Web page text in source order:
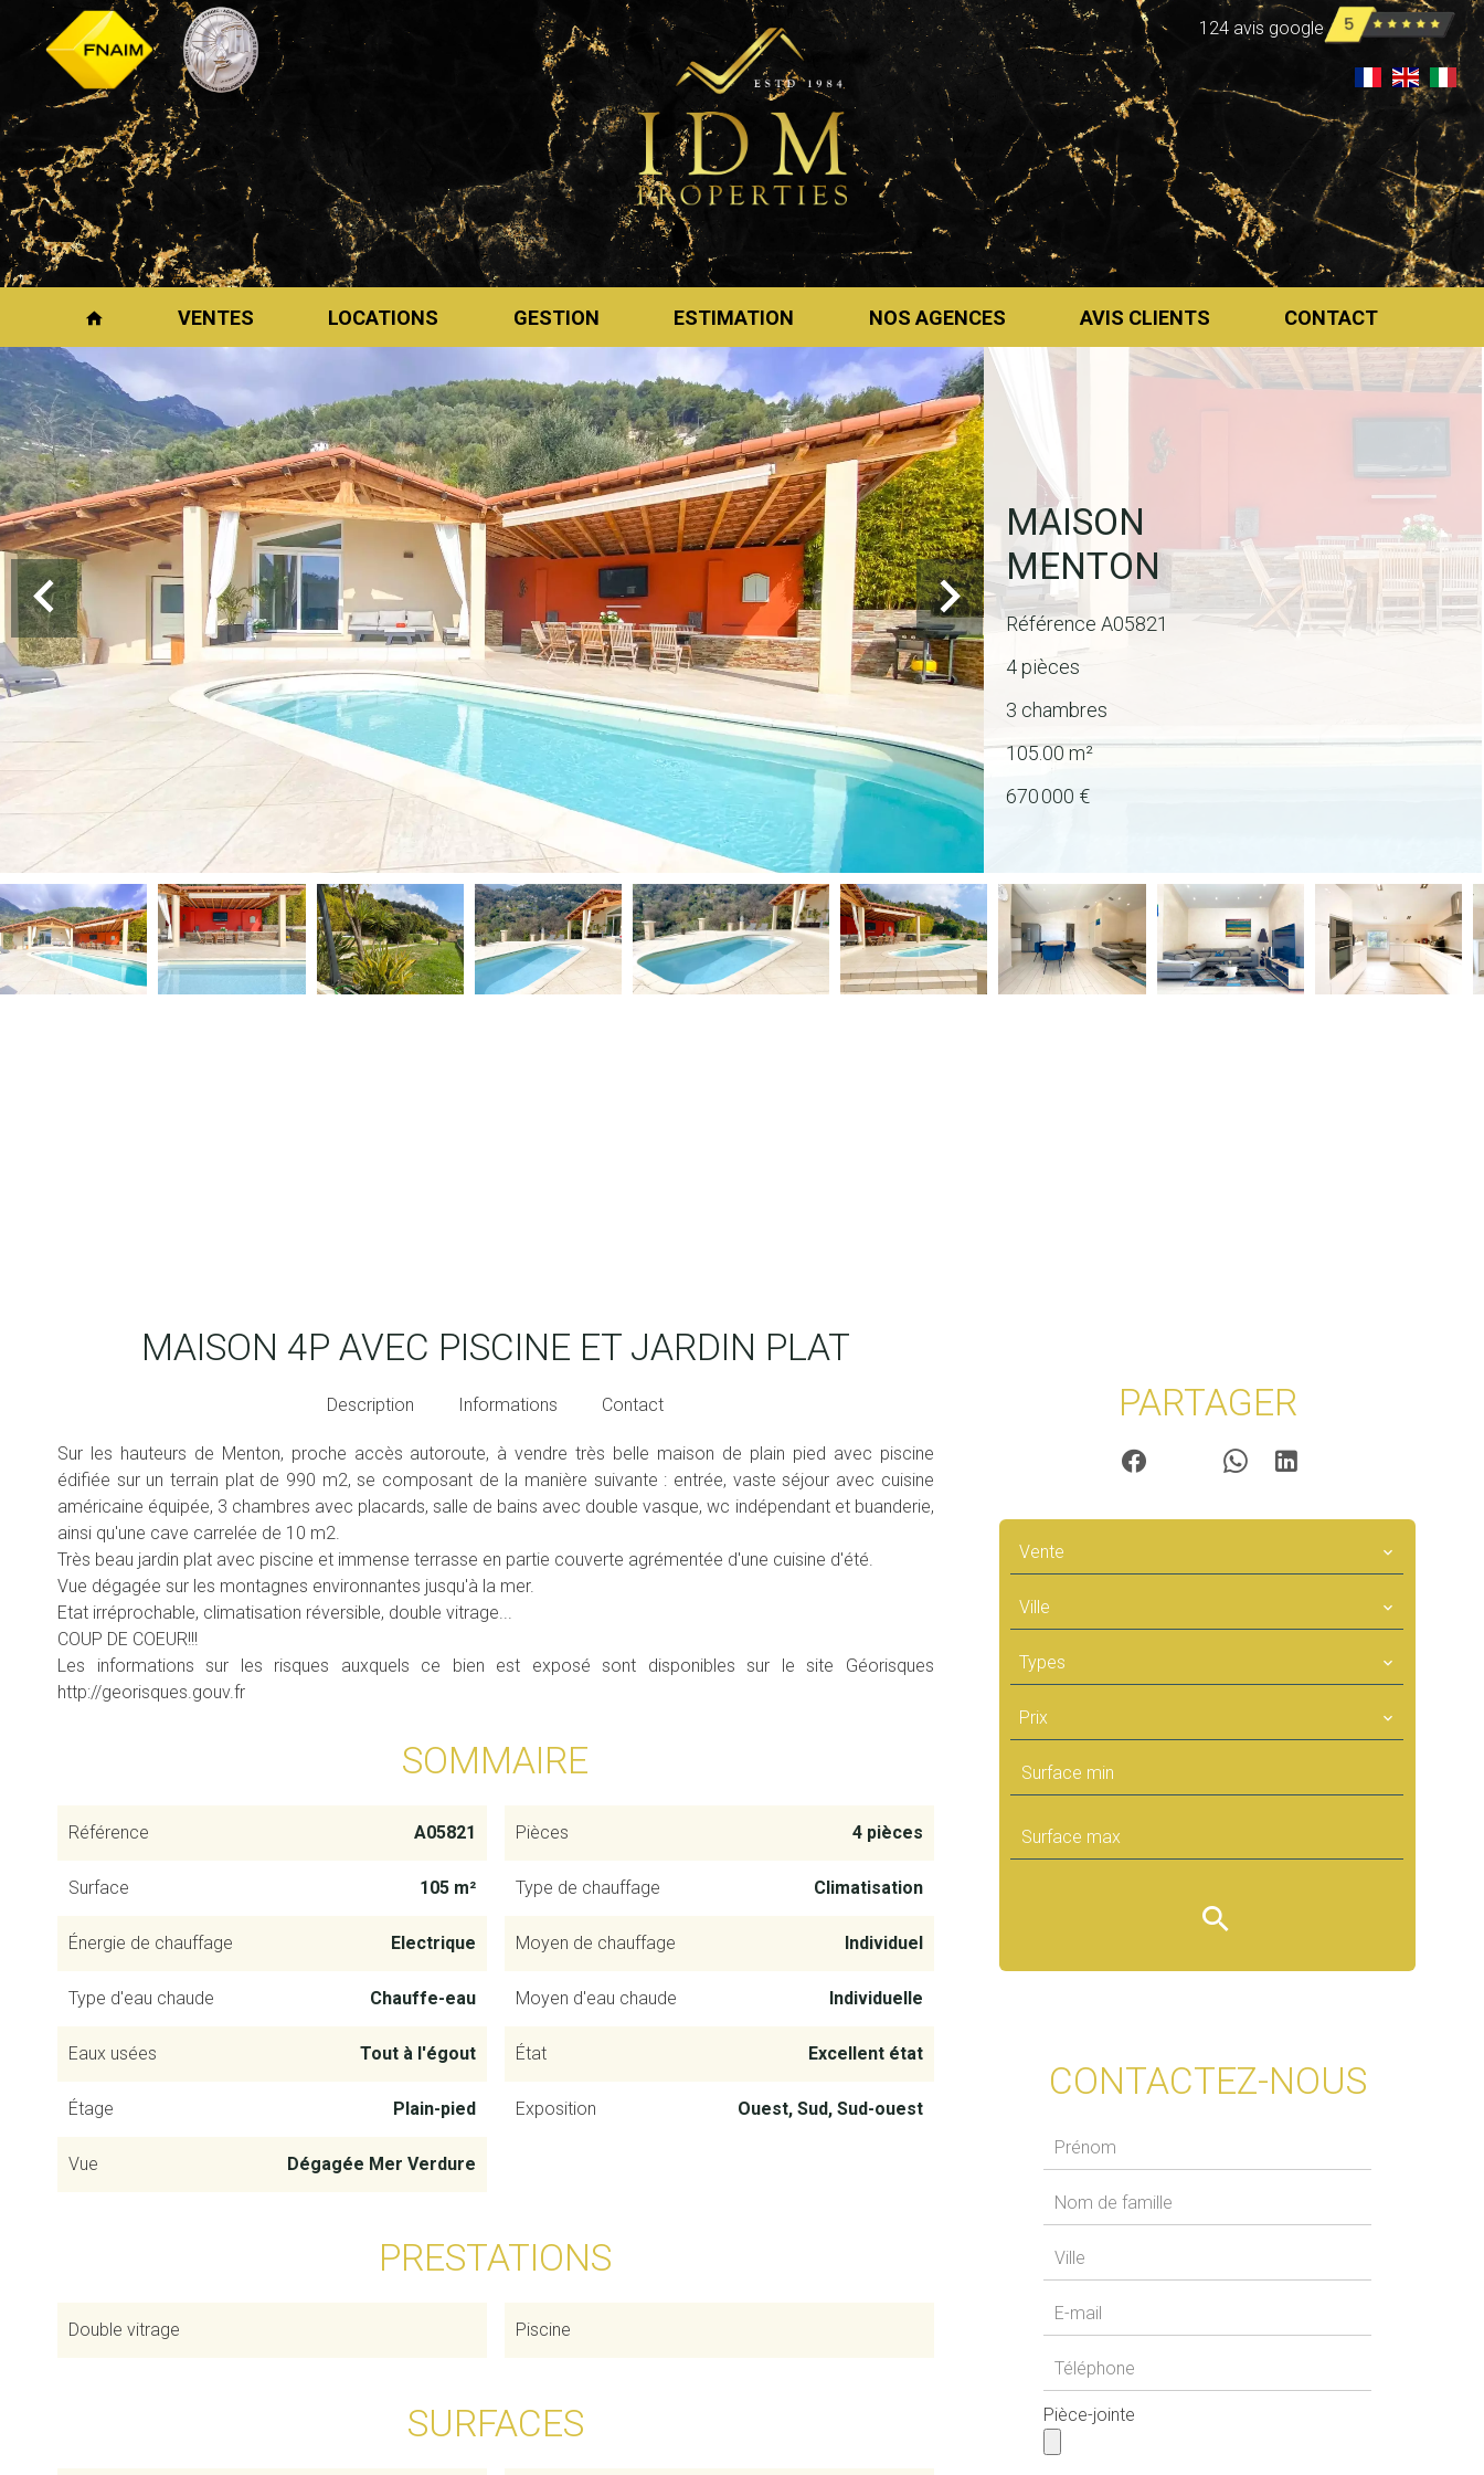
124 avis google
VENTES LOCATIONS GESTION ESTIMATION NOS AGENCES AVIS CLIENTS CONTACT
MAISON
MENTON
Référence A05821
4 pièces
3 chambres
105.00m²
670 000 €
MAISON 4P AVEC PISCINE ET JARDIN PLAT
Description Informations Contact
Sur les hauteurs de Menton, proche accès autoroute, à vendre très belle maison de plain pied avec piscine
édifiée sur un terrain plat de 990 m2, se composant de la manière suivante : entrée, vaste séjour avec cuisine
américaine équipée, 3 chambres avec placards, salle de bains avec double vasque, wc indépendant et buanderie,
ainsi qu'une cave carrelée de 10 m2.
Très beau jardin plat avec piscine et immense terrasse en partie couverte agrémentée d'une cuisine d'été.
Vue dégagée sur les montagnes environnantes jusqu'à la mer.
Etat irréprochable, climatisation réversible, double vitrage...
COUP DE COEUR!!!
Les informations sur les risques auxquels ce bien est exposé sont disponibles sur le site Géorisques
http://georisques.gouv.fr
SOMMAIRE
Référence A05821 Pièces 4 pièces
Surface 105 m² Type de chauffage Climatisation
Énergie de chauffage Electrique Moyen de chauffage Individuel
Type d'eau chaude Chauffe-eau Moyen d'eau chaude Individuelle
Eaux usées Tout à l'égout État Excellent état
Étage Plain-pied Exposition Ouest, Sud, Sud-ouest
Vue Dégagée Mer Verdure
PRESTATIONS
Double vitrage Piscine
SURFACES
PARTAGER
Vente
Ville
Types
Prix
CONTACTEZ-NOUS
Pièce-jointe